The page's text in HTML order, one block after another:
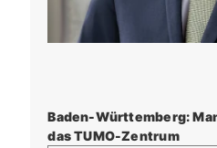
Baden-Württemberg:
das TUMO-Zentrum